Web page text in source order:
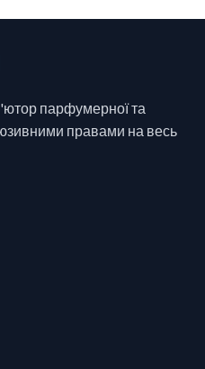
парфумерної та
правами на весь